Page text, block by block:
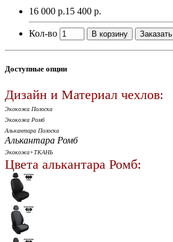
16 000 р.15 400 р.
Кол-во В корзину Заказать
Доступные опции
Дизайн и Материал чехлов:
Экокожа Полоска
Экокожа Ромб
Алькантара Полоска
Алькантара Ромб
Экокожа+ТКАНЬ
Цвета алькантара Ромб: